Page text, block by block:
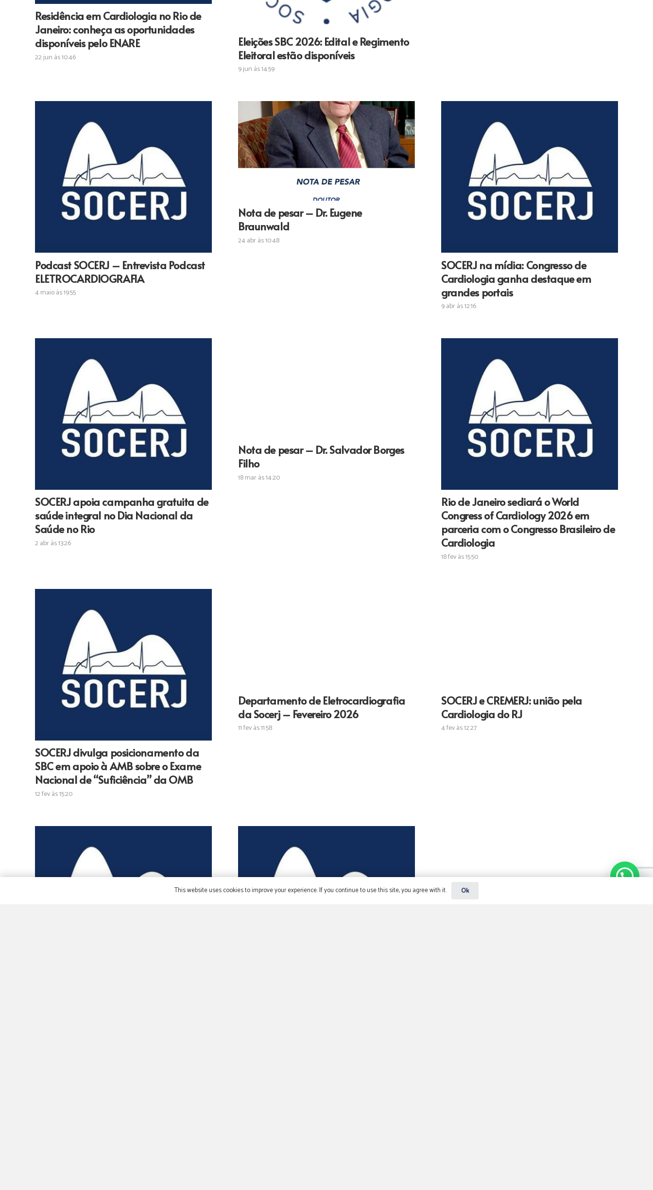
Residência em Cardiologia no Rio de
Janeiro: conheça as oportunidades
disponíveis pelo ENARE
22 jun às 10:46
Eleições SBC 2026: Edital e Regimento
Eleitoral estão disponíveis
9 jun às 14:59
Podcast SOCERJ – Entrevista Podcast
ELETROCARDIOGRAFIA
4 maio às 19:55
Nota de pesar – Dr. Eugene
Braunwald
24 abr às 10:48
SOCERJ na mídia: Congresso de
Cardiologia ganha destaque em
grandes portais
9 abr às 12:16
SOCERJ apoia campanha gratuita de
saúde integral no Dia Nacional da
Saúde no Rio
2 abr às 13:26
Nota de pesar – Dr. Salvador Borges
Filho
18 mar às 14:20
Rio de Janeiro sediará o World
Congress of Cardiology 2026 em
parceria com o Congresso Brasileiro de
Cardiologia
18 fev às 15:50
SOCERJ divulga posicionamento da
SBC em apoio à AMB sobre o Exame
Nacional de “Suficiência” da OMB
12 fev às 15:20
Departamento de Eletrocardiografia
da Socerj – Fevereiro 2026
11 fev às 11:58
SOCERJ e CREMERJ: união pela
Cardiologia do RJ
4 fev às 12:27
Podemos te ajudar?
This website uses cookies to improve your experience. If you continue to use this site, you agree with it. Ok